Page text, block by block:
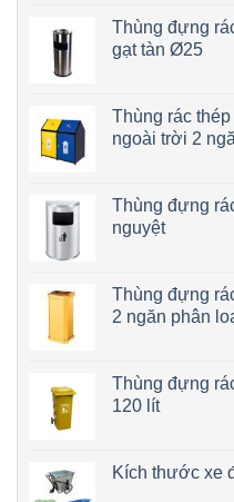
Thùng đựng
gạt tàn Ø25
Thùng rác
ngoài trời 2
Thùng đựng
nguyệt
Thùng đựng
2 ngăn phân
Thùng đựng
120 lít
Kích thước xe